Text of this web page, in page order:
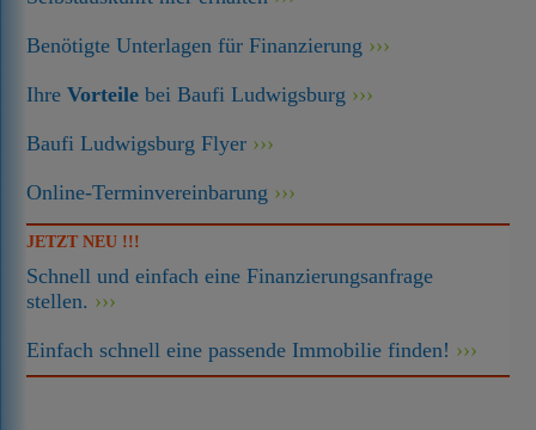
Benötigte Unterlagen für Finanzierung
IhreVorteile bei Baufi Ludwigsburg
Baufi Ludwigsburg Flyer
Online-Terminvereinbarung
JETZT NEU !!!
Schnell und einfach eine Finanzierungsanfrage
stellen.
Einfach schnell eine passende Immobilie finden!